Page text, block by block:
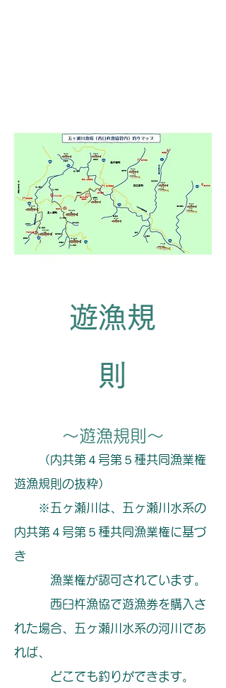
​漁場情
報
​遊漁規
則
～遊漁規則～
（内共第４号第５種共同漁業権
遊漁規則の抜粋）
※五ヶ瀬川は、五ヶ瀬川水系の
内共第４号第５種共同漁業権に基づ
き
漁業権が認可されています。
西臼杵漁協で遊漁券を購入さ
れた場合、五ヶ瀬川水系の河川であ
れば、
どこでも釣りができます。